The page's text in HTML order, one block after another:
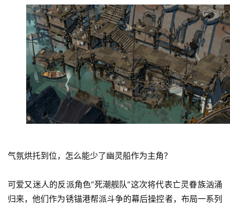
气氛烘托到位，怎么能少了幽灵船作为主角？
可爱又迷人的反派角色“死潮舰队”这次将代表亡灵眷族汹涌
归来，他们作为锈锚港帮派斗争的幕后操控者，布局一系列